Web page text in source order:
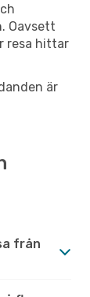
Oavsett
resa hittar
är
från